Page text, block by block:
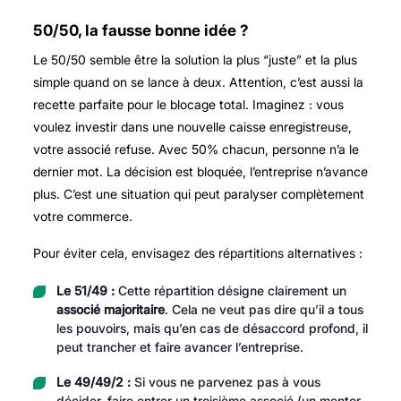
50/50, la fausse bonne idée ?
Le 50/50 semble être la solution la plus “juste” et la plus
simple quand on se lance à deux. Attention, c’est aussi la
recette parfaite pour le blocage total. Imaginez : vous
voulez investir dans une nouvelle caisse enregistreuse,
votre associé refuse. Avec 50% chacun, personne n’a le
dernier mot. La décision est bloquée, l’entreprise n’avance
plus. C’est une situation qui peut paralyser complètement
votre commerce.
Pour éviter cela, envisagez des répartitions alternatives :
Le 51/49 :Cette répartition désigne clairement un
associé majoritaire. Cela ne veut pas dire qu’il a tous
les pouvoirs, mais qu’en cas de désaccord profond, il
peut trancher et faire avancer l’entreprise.
Le 49/49/2 :Si vous ne parvenez pas à vous